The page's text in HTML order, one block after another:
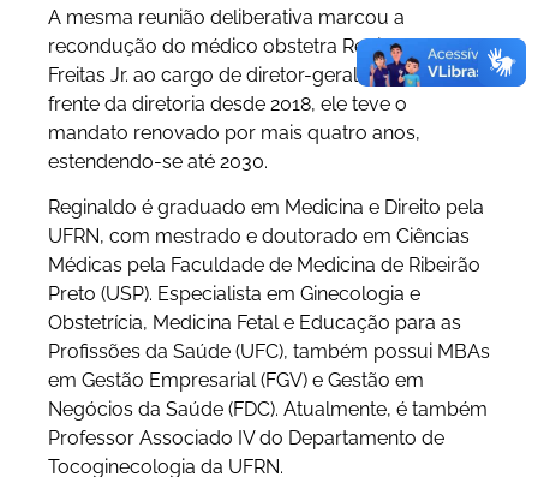
A mesma reunião deliberativa marcou a
recondução do médico obstetra Reginaldo
Freitas Jr. ao cargo de diretor-geral do ISD. À
frente da diretoria desde 2018, ele teve o
mandato renovado por mais quatro anos,
estendendo-se até 2030.
Reginaldo é graduado em Medicina e Direito pela
UFRN, com mestrado e doutorado em Ciências
Médicas pela Faculdade de Medicina de Ribeirão
Preto (USP). Especialista em Ginecologia e
Obstetrícia, Medicina Fetal e Educação para as
Profissões da Saúde (UFC), também possui MBAs
em Gestão Empresarial (FGV) e Gestão em
Negócios da Saúde (FDC). Atualmente, é também
Professor Associado IV do Departamento de
Tocoginecologia da UFRN.